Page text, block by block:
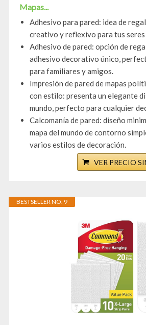
Mapas...
Adhesivo para pared: idea de
creativo y reflexivo para tus
Adhesivo de pared: opción de
adhesivo decorativo único,
para familiares y amigos.
Impresión de pared de mapas
con estilo: presenta un elegante
mundo, perfecto para cualquier
Calcomanía de pared: diseño
mapa del mundo de contorno
varios estilos de decoración.
VER PRECIO
BESTSELLER NO. 9